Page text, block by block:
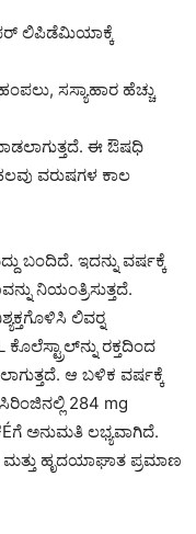
ಲಿಪಿಡೆಮಿಯಾಕ್ಕೆ
ಸಸ್ಯಾಹಾರ ಹೆಚ್ಚು
ಈ ಔಷಧಿ
ವರುಷಗಳ ಕಾಲ
ಬಂದಿದೆ. ಇದನ್ನು ವರ್ಷಕ್ಕೆ
ನಿಯಂತ್ರಿಸುತ್ತದೆ.
ಲಿವರ್‍ನ
ರಕ್ತದಿಂದ
ಆ ಬಳಿಕ ವರ್ಷಕ್ಕೆ
284 mg
ಅನುಮತಿ ಲಭ್ಯವಾಗಿದೆ.
ಮತ್ತು ಹೃದಯಾಘಾತ ಪ್ರಮಾಣ